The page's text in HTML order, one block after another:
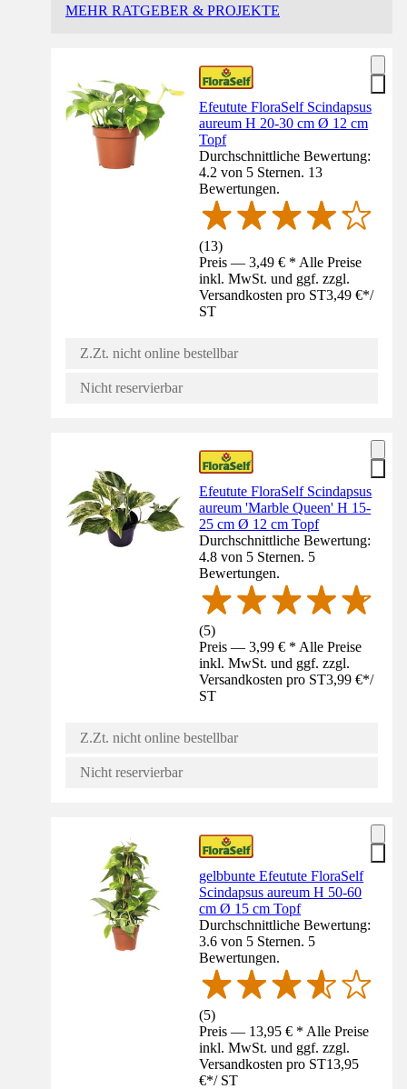
MEHR RATGEBER & PROJEKTE
Efeutute FloraSelf Scindapsus
aureum H 20-30 cm Ø 12 cm
Topf
Durchschnittliche Bewertung:
4.2 von 5 Sternen. 13
Bewertungen.
(13)
Preis — 3,49 € * Alle Preise
inkl. MwSt. und ggf. zzgl.
Versandkosten pro ST3,49 €*/
ST
Z.Zt. nicht online bestellbar
Nicht reservierbar
Efeutute FloraSelf Scindapsus
aureum 'Marble Queen' H 15-
25 cm Ø 12 cm Topf
Durchschnittliche Bewertung:
4.8 von 5 Sternen. 5
Bewertungen.
(5)
Preis — 3,99 € * Alle Preise
inkl. MwSt. und ggf. zzgl.
Versandkosten pro ST3,99 €*/
ST
Z.Zt. nicht online bestellbar
Nicht reservierbar
gelbbunte Efeutute FloraSelf
Scindapsus aureum H 50-60
cm Ø 15 cm Topf
Durchschnittliche Bewertung:
3.6 von 5 Sternen. 5
Bewertungen.
(5)
Preis — 13,95 € * Alle Preise
inkl. MwSt. und ggf. zzgl.
Versandkosten pro ST13,95
€*/ ST